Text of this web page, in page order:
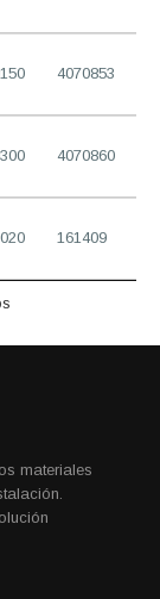
4070853
4070860
161409
materiales